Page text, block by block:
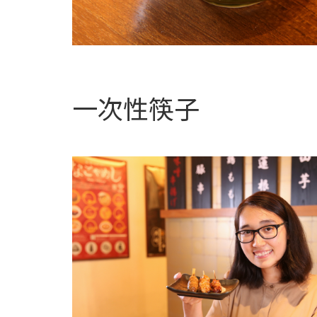
一次性筷子